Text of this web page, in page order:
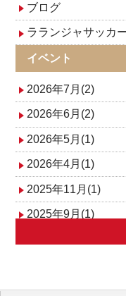
ー
シ
ョ
ン
ブログ
ラランジャサッカ
イベント
2026年7月(2)
2026年6月(2)
2026年5月(1)
2026年4月(1)
2025年11月(1)
2025年9月(1)
2025年2月(2)